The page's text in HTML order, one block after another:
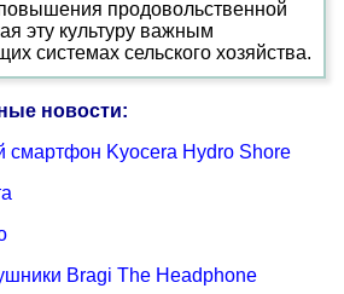
продовольственной
эту культуру важным
системах сельского хозяйства.
новости:
Kyocera Hydro Shore
Bragi The Headphone